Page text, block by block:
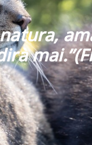
mai.”